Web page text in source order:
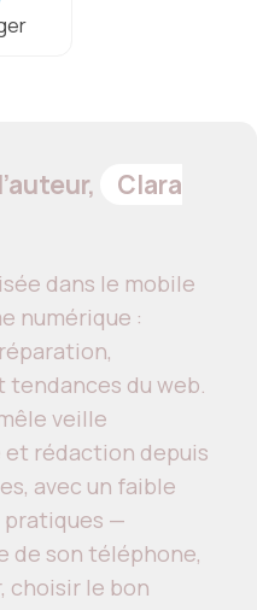
Clara
dans le mobile
numérique :
du web.
veille
rédaction depuis
avec un faible
pratiques —
de son téléphone,
choisir le bon